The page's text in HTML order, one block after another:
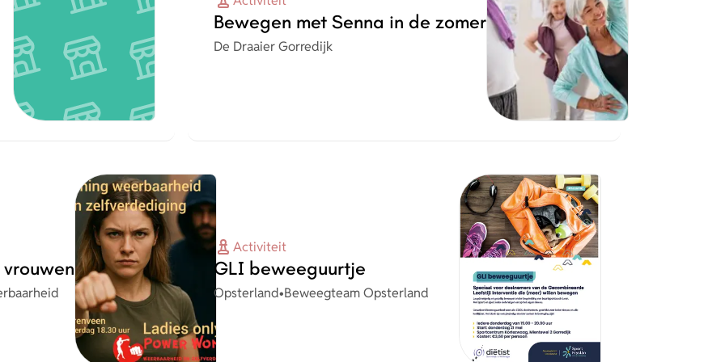
Bewegen met Senna in de zomer
Organisatie
De Draaier Gorredijk
Activiteit
GLI beweeguurtje
Plaats
Opsterland•Organisatie
Beweegteam Opsterland